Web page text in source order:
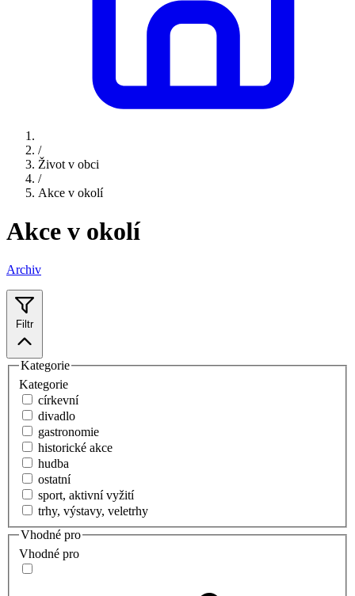
/
Život v obci
/
Akce v okolí
Akce v okolí
Archiv
Filtr
Kategorie
Kategorie
církevní
divadlo
gastronomie
historické akce
hudba
ostatní
sport, aktivní vyžití
trhy, výstavy, veletrhy
Vhodné pro
Vhodné pro